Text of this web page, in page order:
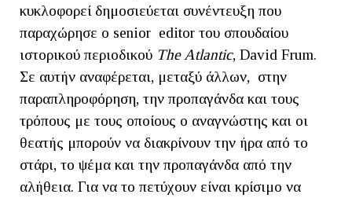
κυκλοφορεί δημοσιεύεται συνέντευξη που
παραχώρησε o senior editor του σπουδαίου
ιστορικού περιοδικού TheAtlantic, David Frum.
Σε αυτήν αναφέρεται, μεταξύ άλλων, στην
παραπληροφόρηση, την προπαγάνδα και τους
τρόπους με τους οποίους ο αναγνώστης και οι
θεατής μπορούν να διακρίνουν την ήρα από το
στάρι, το ψέμα και την προπαγάνδα από την
αλήθεια. Για να το πετύχουν είναι κρίσιμο να